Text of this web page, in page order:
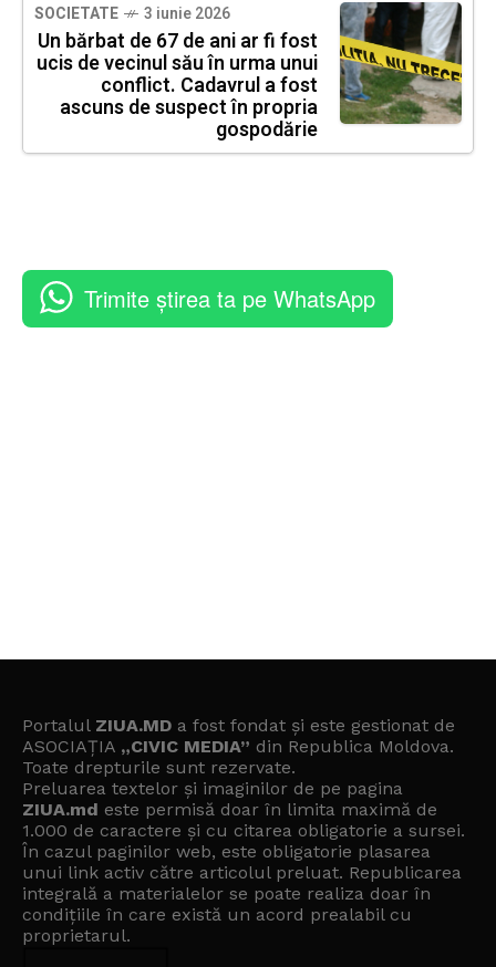
SOCIETATE 3 iunie 2026
Un bărbat de 67 de ani ar fi fost
ucis de vecinul său în urma unui
conflict. Cadavrul a fost
ascuns de suspect în propria
gospodărie
Trimite știrea ta pe WhatsApp
Portalul ZIUA.MD a fost fondat și este gestionat de
ASOCIAȚIA „CIVIC MEDIA” din Republica Moldova.
Toate drepturile sunt rezervate.
Preluarea textelor și imaginilor de pe pagina
ZIUA.md este permisă doar în limita maximă de
1.000 de caractere și cu citarea obligatorie a sursei.
În cazul paginilor web, este obligatorie plasarea
unui link activ către articolul preluat. Republicarea
integrală a materialelor se poate realiza doar în
condițiile în care există un acord prealabil cu
proprietarul.